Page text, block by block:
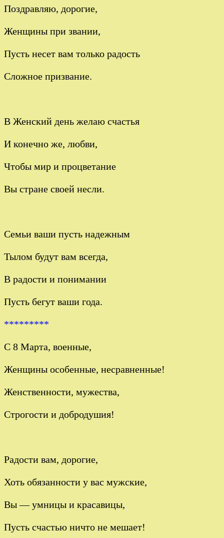
Поздравляю, дорогие,
Женщины при звании,
Пусть несет вам только радость
Сложное призвание.
В Женский день желаю счастья
И конечно же, любви,
Чтобы мир и процветание
Вы стране своей несли.
Семьи ваши пусть надежным
Тылом будут вам всегда,
В радости и понимании
Пусть бегут ваши года.
*********
С 8 Марта, военные,
Женщины особенные, несравненные!
Женственности, мужества,
Строгости и добродушия!
Радости вам, дорогие,
Хоть обязанности у вас мужские,
Вы — умницы и красавицы,
Пусть счастью ничто не мешает!